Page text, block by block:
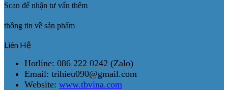
Scan để nhận tư vấn thêm
thông tin về sản phẩm
Liên Hệ
Hotline: 086 222 0242 (Zalo)
Email: trihieu090@gmail.com
Website: www.tbvina.com